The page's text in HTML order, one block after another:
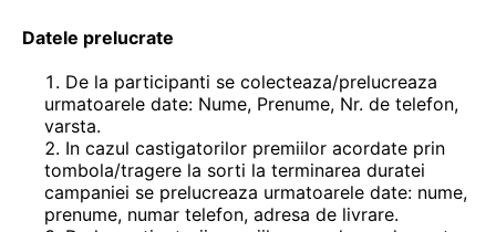
Datele prelucrate
De la participanti se colecteaza/prelucreaza
urmatoarele date: Nume, Prenume, Nr. de telefon,
varsta.
In cazul castigatorilor premiilor acordate prin
tombola/tragere la sorti la terminarea duratei
campaniei se prelucreaza urmatoarele date: nume,
prenume, numar telefon, adresa de livrare.